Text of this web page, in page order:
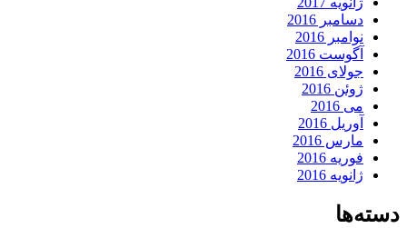
دسامبر 2016
نوامبر 2016
آگوست 2016
جولای 2016
ژوئن 2016
می 2016
آوریل 2016
مارس 2016
فوریه 2016
ژانویه 2016
دسته‌ها